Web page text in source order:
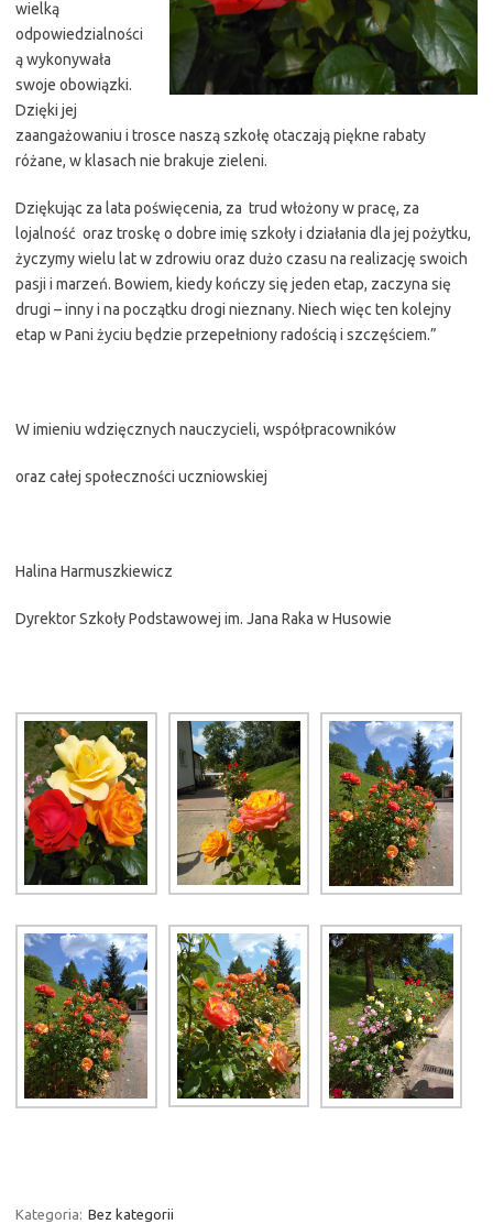
wielką
odpowiedzialności
ą wykonywała
swoje obowiązki.
Dzięki jej
zaangażowaniu i trosce naszą szkołę otaczają piękne rabaty
różane, w klasach nie brakuje zieleni.
Dziękując za lata poświęcenia, za trud włożony w pracę, za
lojalność oraz troskę o dobre imię szkoły i działania dla jej pożytku,
życzymy wielu lat w zdrowiu oraz dużo czasu na realizację swoich
pasji i marzeń. Bowiem, kiedy kończy się jeden etap, zaczyna się
drugi – inny i na początku drogi nieznany. Niech więc ten kolejny
etap w Pani życiu będzie przepełniony radością i szczęściem.”
W imieniu wdzięcznych nauczycieli, współpracowników
oraz całej społeczności uczniowskiej
Halina Harmuszkiewicz
Dyrektor Szkoły Podstawowej im. Jana Raka w Husowie
Kategoria: Bez kategorii